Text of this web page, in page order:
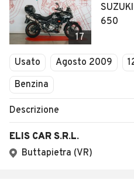
17
650
Usato Agosto 2009
Benzina
Descrizione
ELIS CAR S.R.L.
Buttapietra (VR)